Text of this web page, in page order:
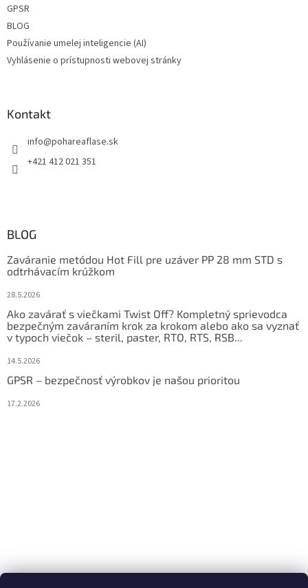
GPSR
BLOG
Používanie umelej inteligencie (AI)
Vyhlásenie o prístupnosti webovej stránky
Kontakt
info@pohareaflase.sk
+421 412 021 351
BLOG
Zaváranie metódou Hot Fill pre uzáver PP 28 mm STD s
odtrhávacím krúžkom
28.5.2026
Ako zavárať s viečkami Twist Off? Kompletný sprievodca
bezpečným zaváraním krok za krokom alebo ako sa vyznať
v typoch viečok – steril, paster, RTO, RTS, RSB...
14.5.2026
GPSR – bezpečnosť výrobkov je našou prioritou
17.2.2026